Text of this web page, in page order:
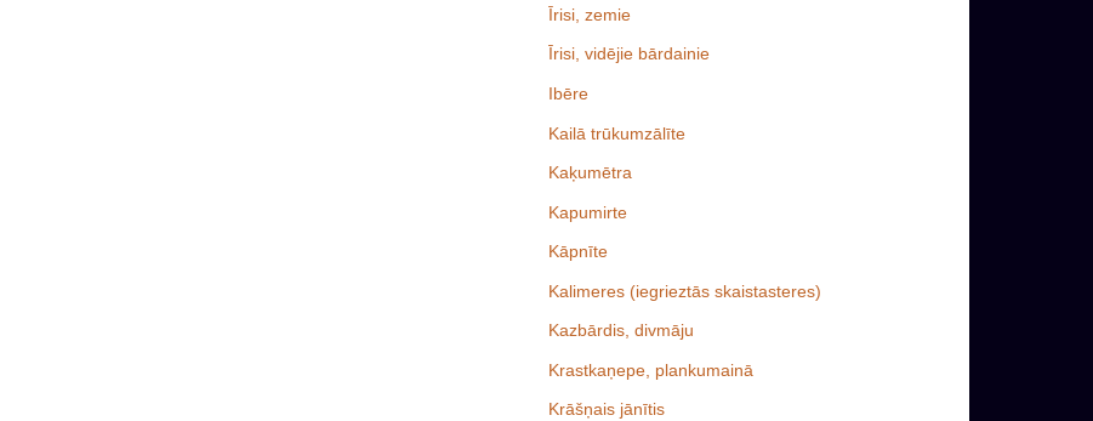
Īrisi, zemie
Īrisi, vidējie bārdainie
Ibēre
Kailā trūkumzālīte
Kaķumētra
Kapumirte
Kāpnīte
Kalimeres (iegrieztās skaistasteres)
Kazbārdis, divmāju
Krastkaņepe, plankumainā
Krāšņais jānītis